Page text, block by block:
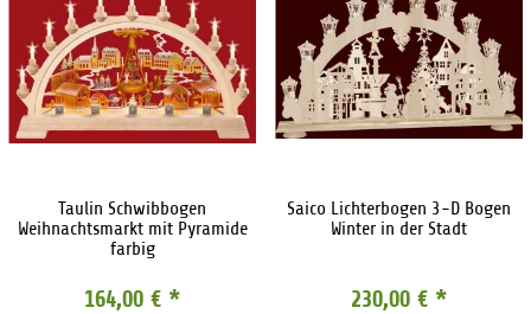
Taulin Schwibbogen
Weihnachtsmarkt mit Pyramide
farbig
164,00 € *
Saico Lichterbogen 3-D Bogen
Winter in der Stadt
230,00 € *